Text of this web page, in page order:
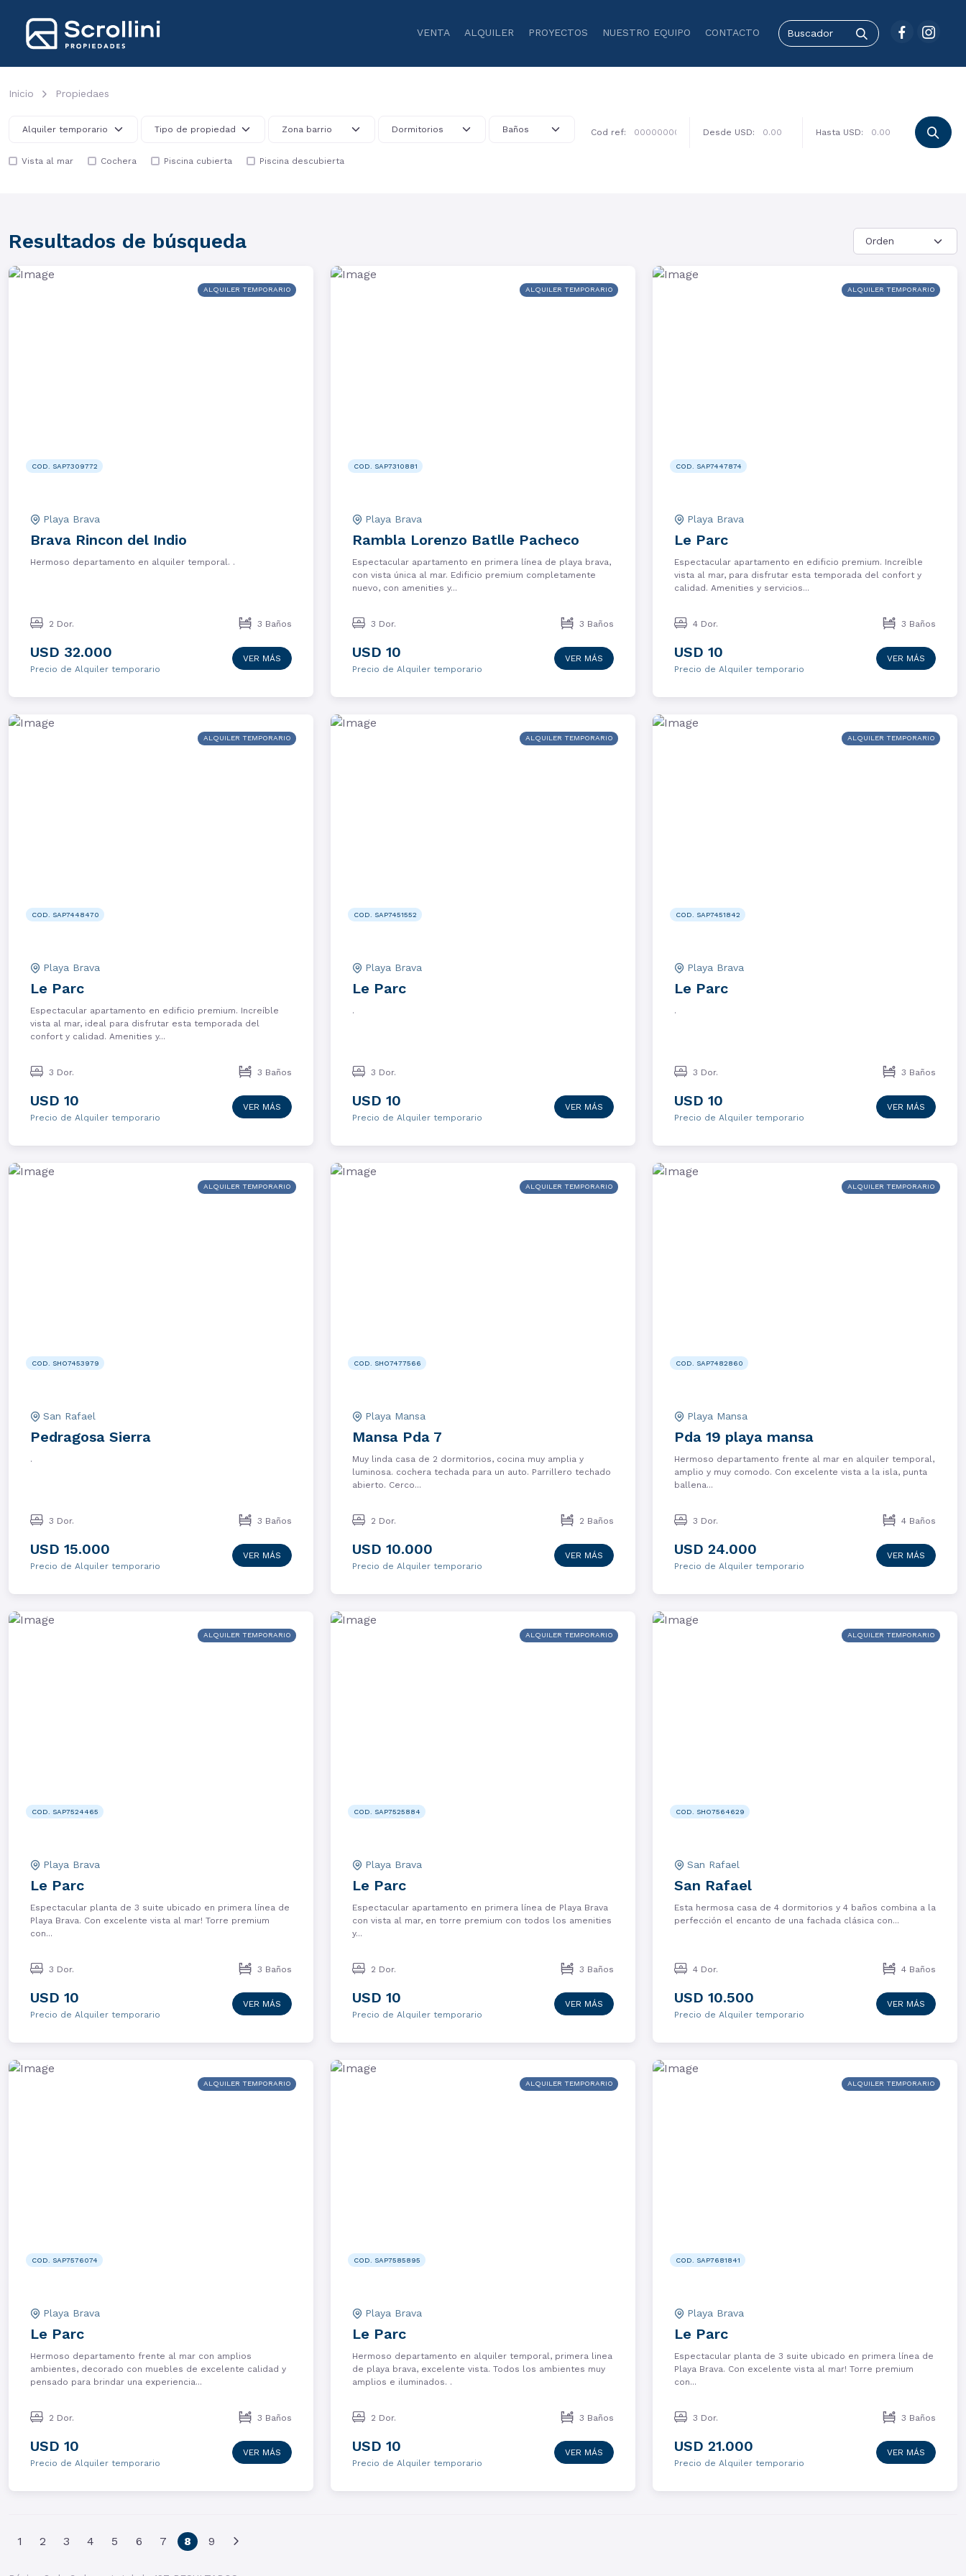
VENTA ALQUILER PROYECTOS NUESTRO EQUIPO CONTACTO
Inicio Propiedaes
Cod ref: Desde USD: Hasta USD:
Vista al mar Cochera Piscina cubierta Piscina descubierta
Resultados de búsqueda
ALQUILER TEMPORARIO
COD. SAP7309772
Playa Brava
Brava Rincon del Indio
Hermoso departamento en alquiler temporal. .
2 Dor. 3 Baños
USD 32.000
Precio de Alquiler temporario
VER MÁS
ALQUILER TEMPORARIO
COD. SAP7310881
Playa Brava
Rambla Lorenzo Batlle Pacheco
Espectacular apartamento en primera línea de playa brava,
con vista única al mar. Edificio premium completamente
nuevo, con amenities y...
3 Dor. 3 Baños
USD 10
Precio de Alquiler temporario
VER MÁS
ALQUILER TEMPORARIO
COD. SAP7447874
Playa Brava
Le Parc
Espectacular apartamento en edificio premium. Increíble
vista al mar, para disfrutar esta temporada del confort y
calidad. Amenities y servicios...
4 Dor. 3 Baños
USD 10
Precio de Alquiler temporario
VER MÁS
ALQUILER TEMPORARIO
COD. SAP7448470
Playa Brava
Le Parc
Espectacular apartamento en edificio premium. Increíble
vista al mar, ideal para disfrutar esta temporada del
confort y calidad. Amenities y...
3 Dor. 3 Baños
USD 10
Precio de Alquiler temporario
VER MÁS
ALQUILER TEMPORARIO
COD. SAP7451552
Playa Brava
Le Parc
.
3 Dor.
USD 10
Precio de Alquiler temporario
VER MÁS
ALQUILER TEMPORARIO
COD. SAP7451842
Playa Brava
Le Parc
.
3 Dor. 3 Baños
USD 10
Precio de Alquiler temporario
VER MÁS
ALQUILER TEMPORARIO
COD. SHO7453979
San Rafael
Pedragosa Sierra
.
3 Dor. 3 Baños
USD 15.000
Precio de Alquiler temporario
VER MÁS
ALQUILER TEMPORARIO
COD. SHO7477566
Playa Mansa
Mansa Pda 7
Muy linda casa de 2 dormitorios, cocina muy amplia y
luminosa. cochera techada para un auto. Parrillero techado
abierto. Cerco...
2 Dor. 2 Baños
USD 10.000
Precio de Alquiler temporario
VER MÁS
ALQUILER TEMPORARIO
COD. SAP7482860
Playa Mansa
Pda 19 playa mansa
Hermoso departamento frente al mar en alquiler temporal,
amplio y muy comodo. Con excelente vista a la isla, punta
ballena...
3 Dor. 4 Baños
USD 24.000
Precio de Alquiler temporario
VER MÁS
ALQUILER TEMPORARIO
COD. SAP7524465
Playa Brava
Le Parc
Espectacular planta de 3 suite ubicado en primera línea de
Playa Brava. Con excelente vista al mar! Torre premium
con...
3 Dor. 3 Baños
USD 10
Precio de Alquiler temporario
VER MÁS
ALQUILER TEMPORARIO
COD. SAP7525884
Playa Brava
Le Parc
Espectacular apartamento en primera línea de Playa Brava
con vista al mar, en torre premium con todos los amenities
y...
2 Dor. 3 Baños
USD 10
Precio de Alquiler temporario
VER MÁS
ALQUILER TEMPORARIO
COD. SHO7564629
San Rafael
San Rafael
Esta hermosa casa de 4 dormitorios y 4 baños combina a la
perfección el encanto de una fachada clásica con...
4 Dor. 4 Baños
USD 10.500
Precio de Alquiler temporario
VER MÁS
ALQUILER TEMPORARIO
COD. SAP7576074
Playa Brava
Le Parc
Hermoso departamento frente al mar con amplios
ambientes, decorado con muebles de excelente calidad y
pensado para brindar una experiencia...
2 Dor. 3 Baños
USD 10
Precio de Alquiler temporario
VER MÁS
ALQUILER TEMPORARIO
COD. SAP7585895
Playa Brava
Le Parc
Hermoso departamento en alquiler temporal, primera linea
de playa brava, excelente vista. Todos los ambientes muy
amplios e iluminados. .
2 Dor. 3 Baños
USD 10
Precio de Alquiler temporario
VER MÁS
ALQUILER TEMPORARIO
COD. SAP7681841
Playa Brava
Le Parc
Espectacular planta de 3 suite ubicado en primera línea de
Playa Brava. Con excelente vista al mar! Torre premium
con...
3 Dor. 3 Baños
USD 21.000
Precio de Alquiler temporario
VER MÁS
1 2 3 4 5 6 7 8(current)
9